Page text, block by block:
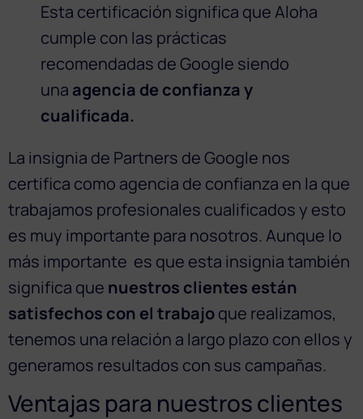
Esta certificación significa que Aloha
cumple con las prácticas
recomendadas de Google siendo
una agencia de confianza y
cualificada.
La insignia de Partners de Google nos
certifica como agencia de confianza en la que
trabajamos profesionales cualificados y esto
es muy importante para nosotros. Aunque lo
más importante es que esta insignia también
significa que nuestros clientes están
satisfechos con el trabajoque realizamos,
tenemos una relación a largo plazo con ellos y
generamos resultados con sus campañas.
Ventajas para nuestros clientes